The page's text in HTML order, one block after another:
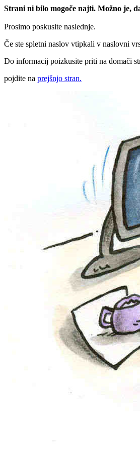
Strani ni bilo mogoče najti. Možno je,
Prosimo poskusite naslednje.
Če ste spletni naslov vtipkali v naslovni
Do informacij poizkusite priti na domači
pojdite na prejšnjo stran.